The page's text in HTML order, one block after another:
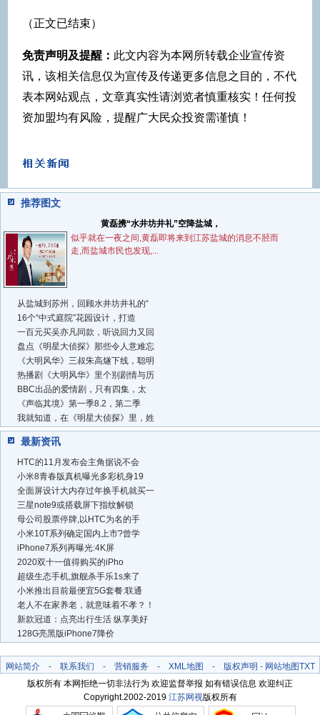
（正文已结束）
免责声明及提醒： 此文内容为本网所转载企业宣传资
讯，该相关信息仅为宣传及传递更多信息之目的，不代
表本网站观点，文章真实性请浏览者慎重核实！任何投
资加盟均有风险，提醒广大民众投资需谨慎！
推荐图文
黄磊携“水井坊井礼”空降盐城，
似乎就在一夜之间,黄磊即将来到江苏盐城的消息不胫而
走,而盐城市民也发现,...
从盐城到苏州，回顾水井坊井礼的“
16个“中式庭院”花园设计，打造
一百元买吴亦凡同款，听说回力又回
盘点《明星大侦探》那些令人意难忘
《大明风华》三叔朱高燧下线，聪明
热播剧《大明风华》里个别剧情与历
BBC出品的爱情剧，只有四集，太
《声临其境》第一季8.2，第二季
我就知道，在《明星大侦探》里，姓
最新资讯
HTC的11月发布会主角据说不会
小米8青春版真机曝光多彩机身19
全面屏设计大内存过年换手机就买一
三星note9或搭载屏下指纹解锁
母公司股票停牌,以HTC为名的手
小米10T系列确定国内上市?曾学
iPhone7系列再曝光:4K屏
2020双十一值得购买的iPho
超级生态手机,旗舰杀手乐1s来了
小米推出目前最便宜5G套餐:联通
老人不在家养老，就意味着不孝？！
新款冠道：点亮出行生活 纵享美好
128G亮黑版iPhone7降价
网站简介- 联系我们 - 营销服务 - XML地图 - 版权声明 - 网站地图TXT
版权所有 本网拒绝一切非法行为 欢迎监督举报 如有错误信息 欢迎纠正
Copyright.2002-2019 江苏网视版权所有